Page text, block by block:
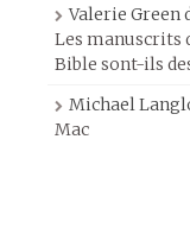
Valerie Green
Les manuscrits
Bible sont-ils
Michael
Mac